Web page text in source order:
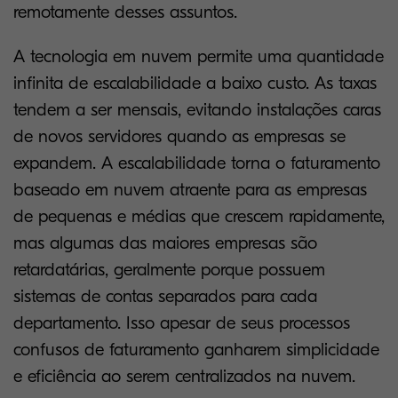
remotamente desses assuntos.
A tecnologia em nuvem permite uma quantidade
infinita de escalabilidade a baixo custo. As taxas
tendem a ser mensais, evitando instalações caras
de novos servidores quando as empresas se
expandem. A escalabilidade torna o faturamento
baseado em nuvem atraente para as empresas
de pequenas e médias que crescem rapidamente,
mas algumas das maiores empresas são
retardatárias, geralmente porque possuem
sistemas de contas separados para cada
departamento. Isso apesar de seus processos
confusos de faturamento ganharem simplicidade
e eficiência ao serem centralizados na nuvem.